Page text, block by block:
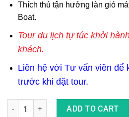
Thích thú tận hưởng làn gió
Boat.
Tour du lịch tự túc khởi
khách.
Liên hệ với Tư vấn viên để
trước khi đặt tour.
Tour Du Lịch Nghỉ Dưỡng Phuket
ADD TO CART